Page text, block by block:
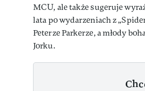
MCU, ale także sugeruje
lata po wydarzeniach z
Peterze Parkerze, a młody
Jorku.